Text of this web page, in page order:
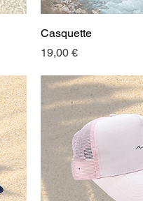
Casquette
Prix
19,00 €